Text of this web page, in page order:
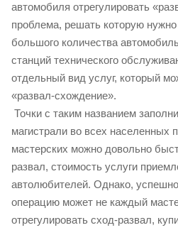
автомобиля отрегулировать
проблема, решать которую нужно
большого количества
станций технического
отдельный вид услуг, который
«развал-схождение».
Точки с таким названием
магистрали во всех населенных
мастерских можно довольно
развал, стоимость услуги
автолюбителей. Однако,
операцию может не каждый
отрегулировать сход-развал,